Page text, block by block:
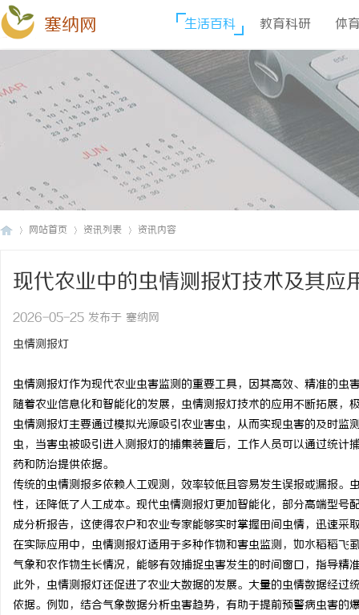
塞纳网 生活百科 教育科研 体
网站首页 资讯列表 资讯内容
现代农业中的虫情测报灯技术及其应
2026-05-25 发布于 塞纳网
虫情测报灯
虫情测报灯作为现代农业虫害监测的重要工具，因其高效、精准的
随着农业信息化和智能化的发展，虫情测报灯技术的应用不断拓展，
虫情测报灯主要通过模拟光源吸引农业害虫，从而实现虫害的及时
虫，当害虫被吸引进入测报灯的捕集装置后，工作人员可以通过统
药和防治提供依据。
传统的虫情测报多依赖人工观测，效率较低且容易发生误报或漏报
性，还降低了人工成本。现代虫情测报灯更加智能化，部分高端型
成分析报告，这使得农户和农业专家能够实时掌握田间虫情，迅速采
在实际应用中，虫情测报灯适用于多种作物和害虫监测，如水稻稻
气象和农作物生长情况，能够有效捕捉虫害发生的时间窗口，指导精
此外，虫情测报灯还促进了农业大数据的发展。大量的虫情数据经
依据。例如，结合气象数据分析虫害趋势，有助于提前预警病虫害的